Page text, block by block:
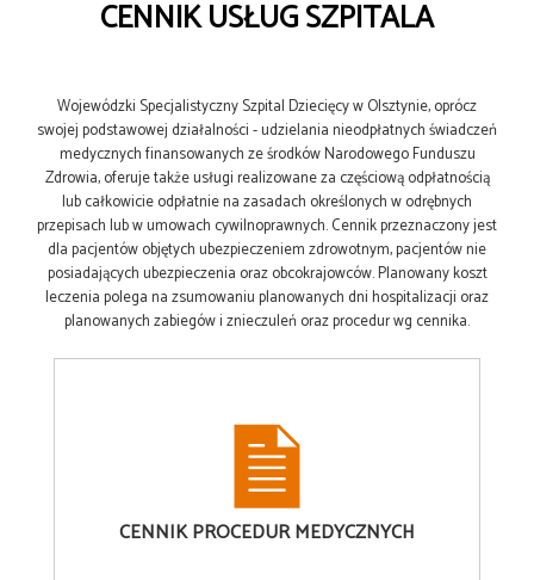
CENNIK USŁUG SZPITALA
Wojewódzki Specjalistyczny Szpital Dziecięcy w Olsztynie, oprócz
swojej podstawowej działalności - udzielania nieodpłatnych świadczeń
medycznych finansowanych ze środków Narodowego Funduszu
Zdrowia, oferuje także usługi realizowane za częściową odpłatnością
lub całkowicie odpłatnie na zasadach określonych w odrębnych
przepisach lub w umowach cywilnoprawnych. Cennik przeznaczony jest
dla pacjentów objętych ubezpieczeniem zdrowotnym, pacjentów nie
posiadających ubezpieczenia oraz obcokrajowców. Planowany koszt
leczenia polega na zsumowaniu planowanych dni hospitalizacji oraz
planowanych zabiegów i znieczuleń oraz procedur wg cennika.
CENNIKPROCEDUR MEDYCZNYCH